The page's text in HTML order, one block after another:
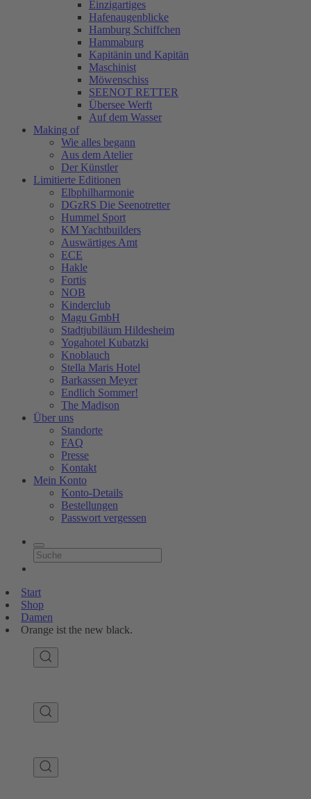
Einzigartiges
Hafenaugen­blicke
Hamburg Schiffchen
Hammaburg
Kapitänin und Kapitän
Maschinist
Möwenschiss
SEENOT RETTER
Übersee Werft
Auf dem Wasser
Making of
Wie alles begann
Aus dem Atelier
Der Künstler
Limitierte Editionen
Elbphilharmonie
DGzRS Die Seenotretter
Hummel Sport
KM Yachtbuilders
Auswärtiges Amt
ECE
Hakle
Fortis
NOB
Kinderclub
Magu GmbH
Stadtjubiläum Hildesheim
Yogahotel Kubatzki
Knoblauch
Stella Maris Hotel
Barkassen Meyer
Endlich Sommer!
The Madison
Über uns
Standorte
FAQ
Presse
Kontakt
Mein Konto
Konto-Details
Bestellungen
Passwort vergessen
Start
Shop
Damen
Orange ist the new black.